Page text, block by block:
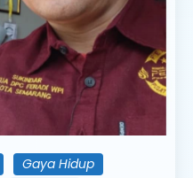
Gaya Hidup